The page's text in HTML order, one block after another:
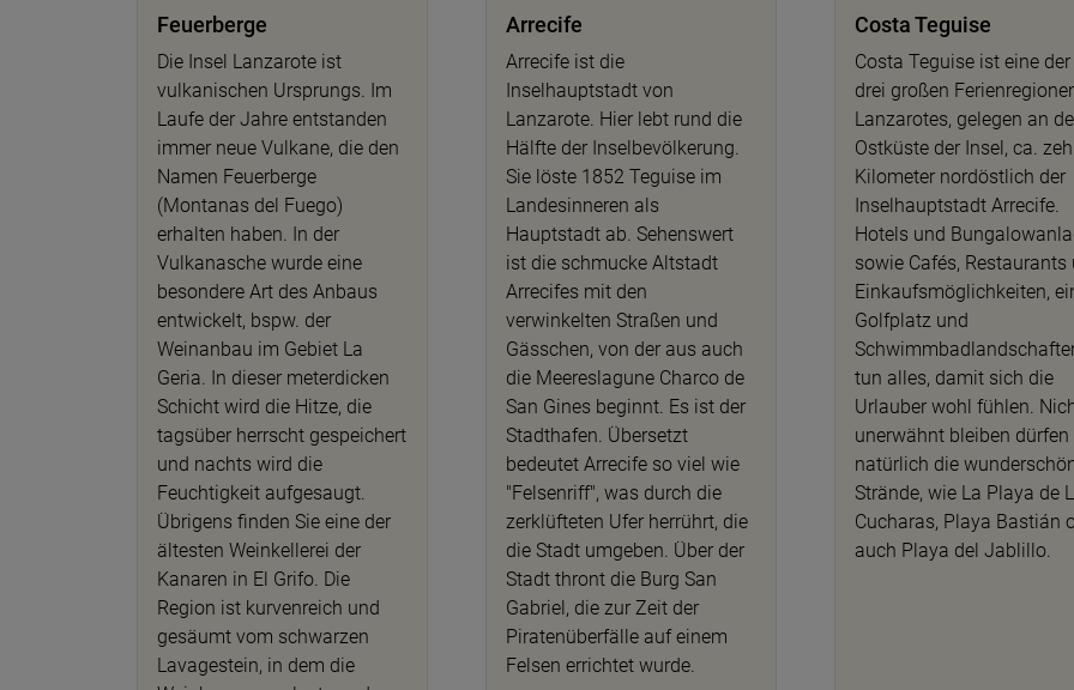
Feuerberge
Die Insel Lanzarote ist
vulkanischen Ursprungs. Im
Laufe der Jahre entstanden
immer neue Vulkane, die den
Namen Feuerberge
(Montanas del Fuego)
erhalten haben. In der
Vulkanasche wurde eine
besondere Art des Anbaus
entwickelt, bspw. der
Weinanbau im Gebiet La
Geria. In dieser meterdicken
Schicht wird die Hitze, die
tagsüber herrscht gespeichert
und nachts wird die
Feuchtigkeit aufgesaugt.
Übrigens finden Sie eine der
ältesten Weinkellerei der
Kanaren in El Grifo. Die
Region ist kurvenreich und
gesäumt vom schwarzen
Lavagestein, in dem die
Arrecife
Arrecife ist die
Inselhauptstadt von
Lanzarote. Hier lebt rund die
Hälfte der Inselbevölkerung.
Sie löste 1852 Teguise im
Landesinneren als
Hauptstadt ab. Sehenswert
ist die schmucke Altstadt
Arrecifes mit den
verwinkelten Straßen und
Gässchen, von der aus auch
die Meereslagune Charco de
San Gines beginnt. Es ist der
Stadthafen. Übersetzt
bedeutet Arrecife so viel wie
"Felsenriff", was durch die
zerklüfteten Ufer herrührt, die
die Stadt umgeben. Über der
Stadt thront die Burg San
Gabriel, die zur Zeit der
Piratenüberfälle auf einem
Felsen errichtet wurde.
Costa Teguise
Costa Teguise ist eine der
drei großen
Lanzarotes, gelegen an
Ostküste der Insel, ca.
Kilometer nordöstlich der
Inselhauptstadt Arrecife.
Hotels und
sowie Cafés, Restaurants
Einkaufsmöglichkeiten,
Golfplatz und
tun alles, damit sich die
Urlauber wohl fühlen.
unerwähnt bleiben dürfen
natürlich die
Strände, wie La Playa de
Cucharas, Playa Bastián
auch Playa del Jablillo.